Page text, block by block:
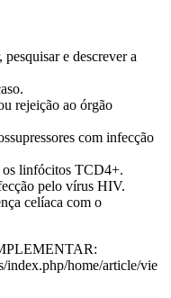
e descrever a
rejeição ao órgão
com infecção
linfócitos TCD4+.
pelo vírus HIV.
celíaca com o
index.php/home/article/vie